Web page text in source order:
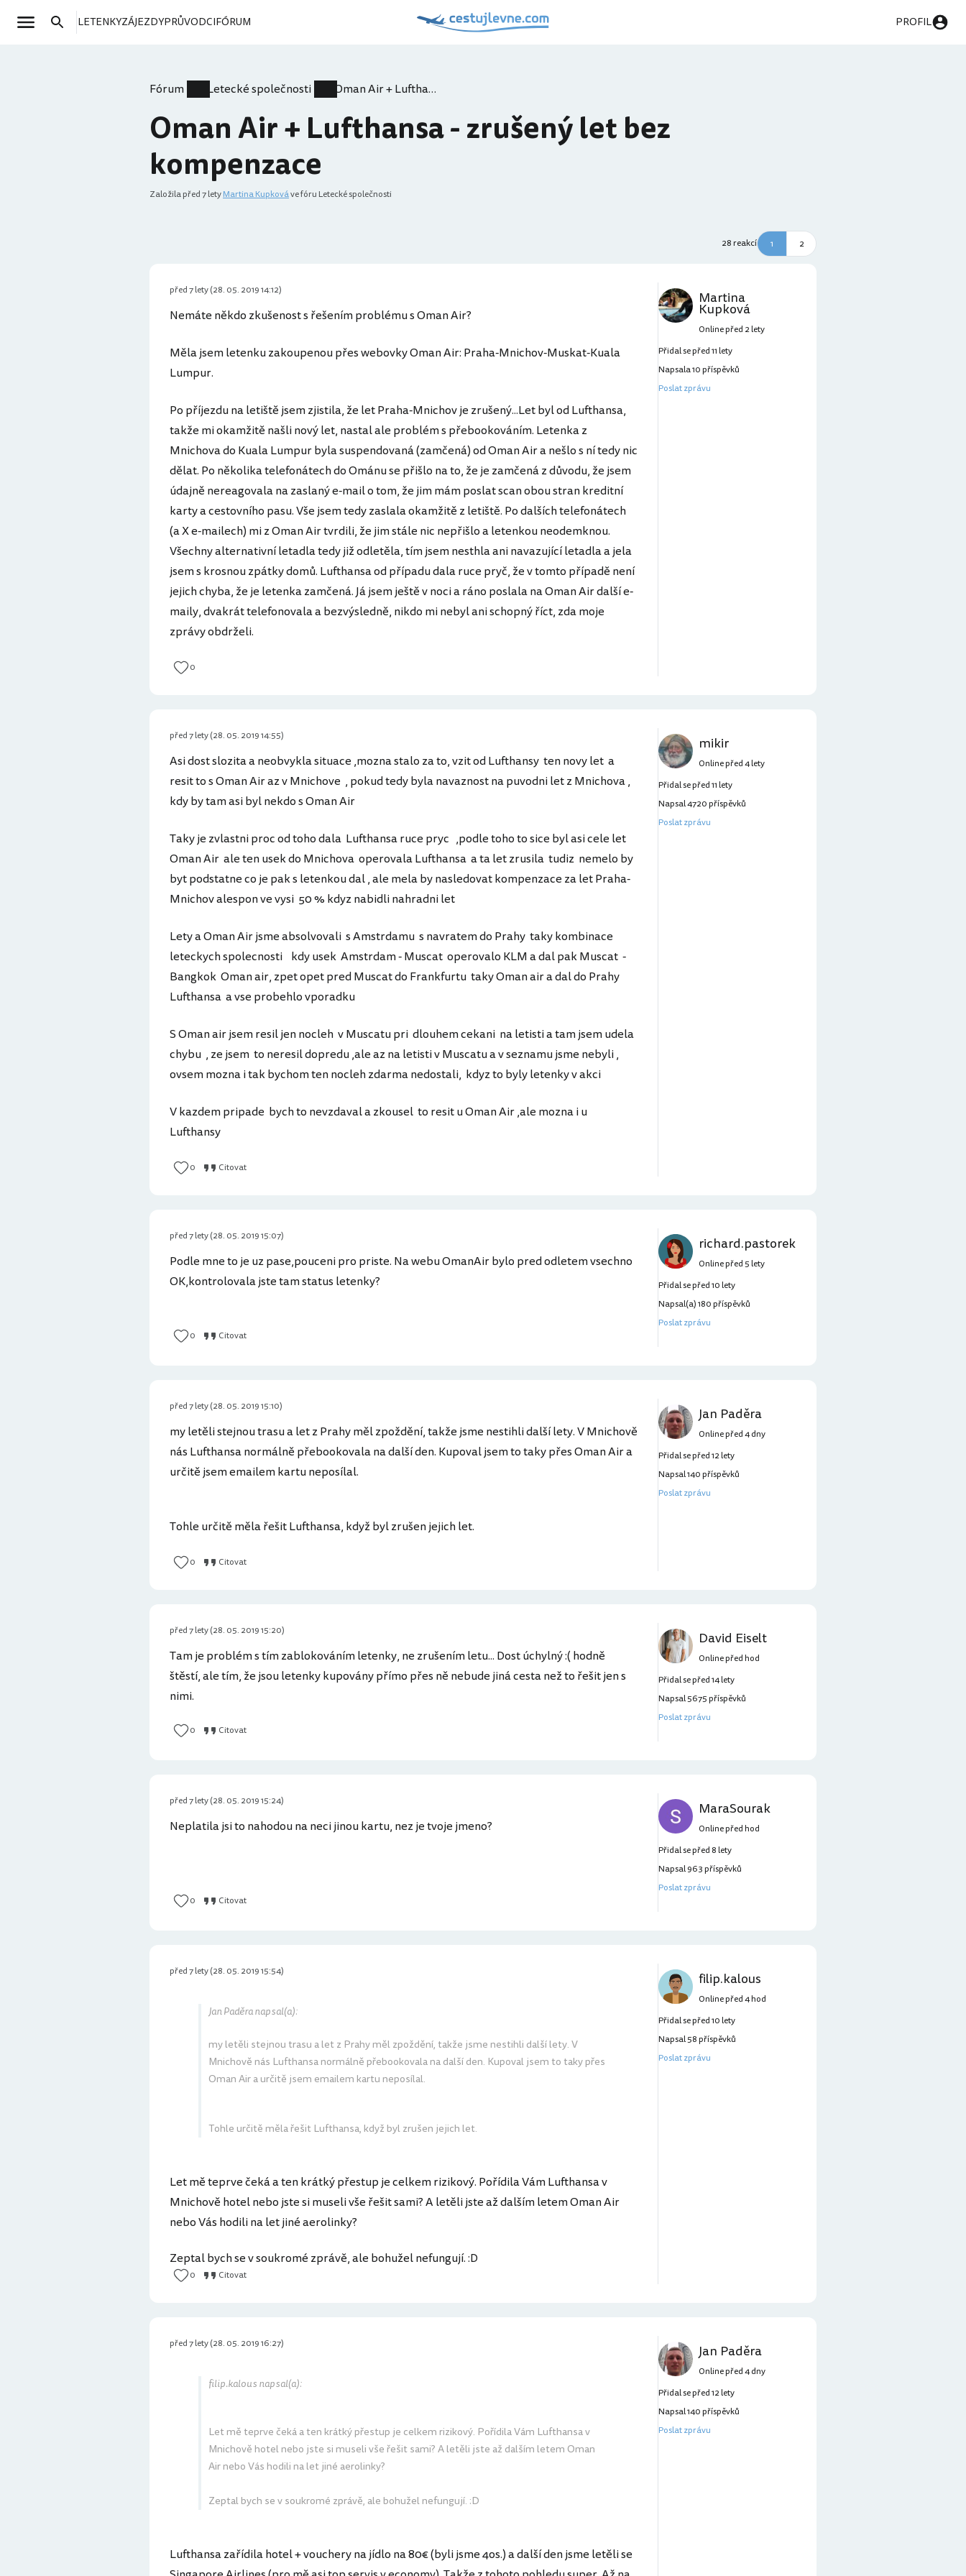
LETENKYZÁJEZDYPRŮVODCIFÓRUM PROFIL
Fórum Letecké společnosti Oman Air + Lufthansa - zrušený let bez kompenzace
Oman Air + Lufthansa - zrušený let bez
kompenzace
Založilapřed 7 letyMartina Kupkováve fóru Letecké společnosti
28 reakcí 1 2
Nemáte někdo zkušenost s řešením problému s Oman Air?
Měla jsem letenku zakoupenou přes webovky Oman Air: Praha-Mnichov-Muskat-Kuala
Lumpur.
Po příjezdu na letiště jsem zjistila, že let Praha-Mnichov je zrušený...Let byl od Lufthansa,
takže mi okamžitě našli nový let, nastal ale problém s přebookováním. Letenka z
Mnichova do Kuala Lumpur byla suspendovaná (zamčená) od Oman Air a nešlo s ní tedy nic
dělat. Po několika telefonátech do Ománu se přišlo na to, že je zamčená z důvodu, že jsem
údajně nereagovala na zaslaný e-mail o tom, že jim mám poslat scan obou stran kreditní
karty a cestovního pasu. Vše jsem tedy zaslala okamžitě z letiště. Po dalších telefonátech
(a X e-mailech) mi z Oman Air tvrdili, že jim stále nic nepřišlo a letenkou neodemknou.
Všechny alternativní letadla tedy již odletěla, tím jsem nesthla ani navazující letadla a jela
jsem s krosnou zpátky domů. Lufthansa od případu dala ruce pryč, že v tomto případě není
jejich chyba, že je letenka zamčená. Já jsem ještě v noci a ráno poslala na Oman Air další e-
maily, dvakrát telefonovala a bezvýsledně, nikdo mi nebyl ani schopný říct, zda moje
zprávy obdrželi.
0
Martina
Kupková
před 7 lety (28. 05. 2019 14:12)
Online před 2 lety
Přidal se před 11 lety
Napsala 10 příspěvků
Poslat zprávu
Asi dost slozita a neobvykla situace ,mozna stalo za to, vzit od Lufthansy ten novy let a
resit to s Oman Air az v Mnichove , pokud tedy byla navaznost na puvodni let z Mnichova ,
kdy by tam asi byl nekdo s Oman Air
Taky je zvlastni proc od toho dala Lufthansa ruce pryc ,podle toho to sice byl asi cele let
Oman Air ale ten usek do Mnichova operovala Lufthansa a ta let zrusila tudiz nemelo by
byt podstatne co je pak s letenkou dal , ale mela by nasledovat kompenzace za let Praha-
Mnichov alespon ve vysi 50 % kdyz nabidli nahradni let
Lety a Oman Air jsme absolvovali s Amstrdamu s navratem do Prahy taky kombinace
leteckych spolecnosti kdy usek Amstrdam - Muscat operovalo KLM a dal pak Muscat -
Bangkok Oman air, zpet opet pred Muscat do Frankfurtu taky Oman air a dal do Prahy
Lufthansa a vse probehlo vporadku
S Oman air jsem resil jen nocleh v Muscatu pri dlouhem cekani na letisti a tam jsem udela
chybu , ze jsem to neresil dopredu ,ale az na letisti v Muscatu a v seznamu jsme nebyli ,
ovsem mozna i tak bychom ten nocleh zdarma nedostali, kdyz to byly letenky v akci
V kazdem pripade bych to nevzdaval a zkousel to resit u Oman Air ,ale mozna i u
Lufthansy
0 Citovat
mikir
před 7 lety (28. 05. 2019 14:55)
Online před 4 lety
Přidal se před 11 lety
Napsal 4720 příspěvků
Poslat zprávu
Podle mne to je uz pase,pouceni pro priste. Na webu OmanAir bylo pred odletem vsechno
OK,kontrolovala jste tam status letenky?
0 Citovat
richard.pastorek
před 7 lety (28. 05. 2019 15:07)
Online před 5 lety
Přidal se před 10 lety
Napsal(a) 180 příspěvků
Poslat zprávu
my letěli stejnou trasu a let z Prahy měl zpoždění, takže jsme nestihli další lety. V Mnichově
nás Lufthansa normálně přebookovala na další den. Kupoval jsem to taky přes Oman Air a
určitě jsem emailem kartu neposílal.
Tohle určitě měla řešit Lufthansa, když byl zrušen jejich let.
0 Citovat
Jan Paděra
před 7 lety (28. 05. 2019 15:10)
Online před 4 dny
Přidal se před 12 lety
Napsal 140 příspěvků
Poslat zprávu
Tam je problém s tím zablokováním letenky, ne zrušením letu... Dost úchylný :( hodně
štěstí, ale tím, že jsou letenky kupovány přímo přes ně nebude jiná cesta než to řešit jen s
nimi.
0 Citovat
David Eiselt
před 7 lety (28. 05. 2019 15:20)
Online před hod
Přidal se před 14 lety
Napsal 5675 příspěvků
Poslat zprávu
Neplatila jsi to nahodou na neci jinou kartu, nez je tvoje jmeno?
0 Citovat
MaraSourak
před 7 lety (28. 05. 2019 15:24)
Online před hod
Přidal se před 8 lety
Napsal 963 příspěvků
Poslat zprávu
Jan Paděra napsal(a):
my letěli stejnou trasu a let z Prahy měl zpoždění, takže jsme nestihli další lety. V
Mnichově nás Lufthansa normálně přebookovala na další den. Kupoval jsem to taky přes
Oman Air a určitě jsem emailem kartu neposílal.
Tohle určitě měla řešit Lufthansa, když byl zrušen jejich let.
Let mě teprve čeká a ten krátký přestup je celkem rizikový. Pořídila Vám Lufthansa v
Mnichově hotel nebo jste si museli vše řešit sami? A letěli jste až dalším letem Oman Air
nebo Vás hodili na let jiné aerolinky?
Zeptal bych se v soukromé zprávě, ale bohužel nefungují. :D
0 Citovat
filip.kalous
před 7 lety (28. 05. 2019 15:54)
Online před 4 hod
Přidal se před 10 lety
Napsal 58 příspěvků
Poslat zprávu
filip.kalous napsal(a):
Let mě teprve čeká a ten krátký přestup je celkem rizikový. Pořídila Vám Lufthansa v
Mnichově hotel nebo jste si museli vše řešit sami? A letěli jste až dalším letem Oman
Air nebo Vás hodili na let jiné aerolinky?
Zeptal bych se v soukromé zprávě, ale bohužel nefungují. :D
Lufthansa zařídila hotel + vouchery na jídlo na 80€ (byli jsme 4os.) a další den jsme letěli se
Jan Paděra
před 7 lety (28. 05. 2019 16:27)
Online před 4 dny
Přidal se před 12 lety
Napsal 140 příspěvků
Poslat zprávu